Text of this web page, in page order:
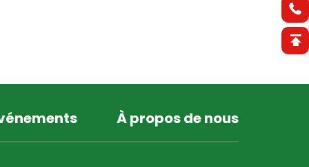
À propos de nous